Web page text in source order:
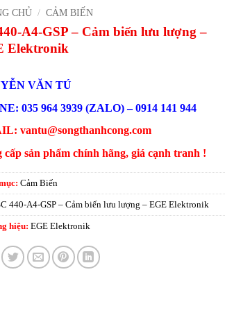
CHỦ / CẢM BIẾN
A4-GSP – Cảm biến lưu lượng –
Elektronik
VĂN TÚ
035 964 3939 (ZALO) – 0914 141 944
vantu@songthanhcong.com
cấp sản phẩm chính hãng, giá cạnh tranh !
Cảm Biến
440-A4-GSP – Cảm biến lưu lượng – EGE Elektronik
hiệu: EGE Elektronik